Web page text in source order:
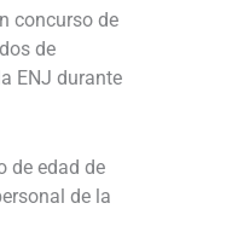
concurso de
de
ENJ durante
de edad de
de la